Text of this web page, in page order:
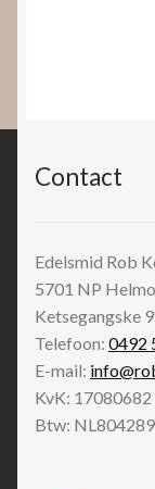
Contact
Edelsmid Rob
5701 NP
Ketsegangske 9
Telefoon: 0492
E-mail:
KvK: 17080682
Btw: